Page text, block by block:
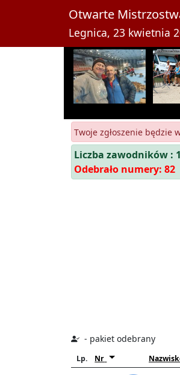
Otwarte
Legnica, 23 kwietnia
Twoje zgłoszenie będzie
Liczba zawodników :
Odebrało numery: 82
- pakiet odebrany
Lp. Nr